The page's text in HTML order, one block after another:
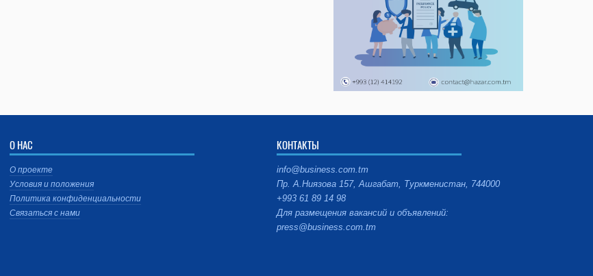
О НАС
О проекте
Условия и положения
Политика конфиденциальности
Связаться с нами
КОНТАКТЫ
info@business.com.tm
Пр. А.Ниязова 157, Ашгабат, Туркменистан, 744000
+993 61 89 14 98
Для размещения вакансий и объявлений:
press@business.com.tm